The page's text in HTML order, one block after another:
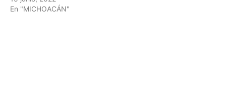
En "MICHOACÁN"